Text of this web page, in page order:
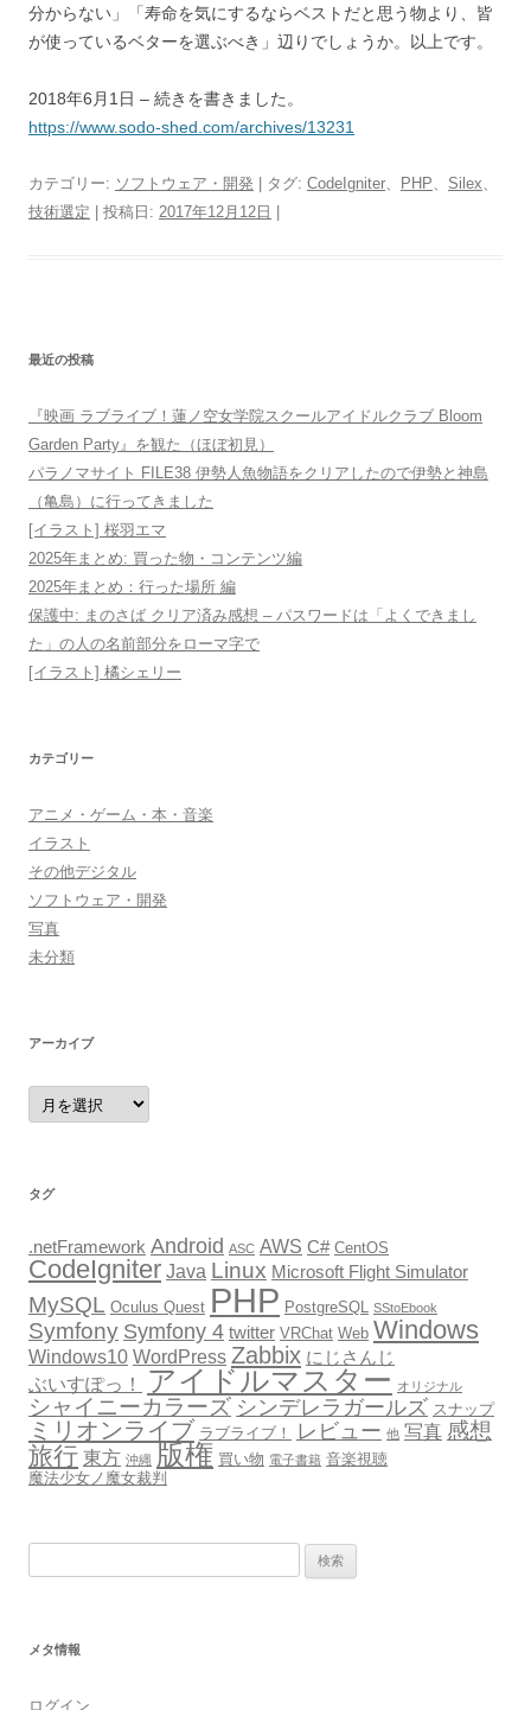
分からない」「寿命を気にするならベストだと思う物より、皆
が使っているベターを選ぶべき」辺りでしょうか。以上です。
2018年6月1日 – 続きを書きました。
https://www.sodo-shed.com/archives/13231
カテゴリー: ソフトウェア・開発 | タグ: CodeIgniter、 PHP、 Silex、
技術選定 | 投稿日: 2017年12月12日
最近の投稿
『映画 ラブライブ！蓮ノ空女学院スクールアイドルクラブ Bloom
Garden Party』を観た（ほぼ初見）
パラノマサイト FILE38 伊勢人魚物語をクリアしたので伊勢と神島
（亀島）に行ってきました
[イラスト] 桜羽エマ
2025年まとめ: 買った物・コンテンツ編
2025年まとめ：行った場所 編
保護中: まのさば クリア済み感想 – パスワードは「よくできまし
た」の人の名前部分をローマ字で
[イラスト] 橘シェリー
カテゴリー
アニメ・ゲーム・本・音楽
イラスト
その他デジタル
ソフトウェア・開発
写真
未分類
アーカイブ
ア
ー
カ
タグ
.netFramework Android ASC AWS C# CentOS
CodeIgniter Java Linux Microsoft Flight Simulator
MySQL Oculus Quest PHP PostgreSQL SStoEbook
Symfony Symfony 4 twitter VRChat Web Windows
Windows10 WordPress Zabbix にじさんじ
ぶいすぽっ！ アイドルマスター オリジナル
シャイニーカラーズ シンデレラガールズ スナップ
ミリオンライブ ラブライブ！ レビュー 他 写真 感想
旅行 東方 沖縄 版権 買い物 電子書籍 音楽視聴
魔法少女ノ魔女裁判
メタ情報
ログイン